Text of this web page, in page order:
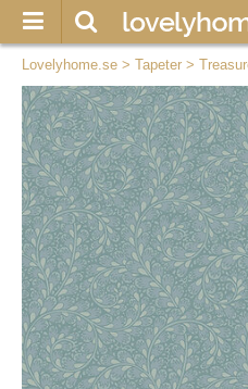
Lovelyhome.se > Tapeter >